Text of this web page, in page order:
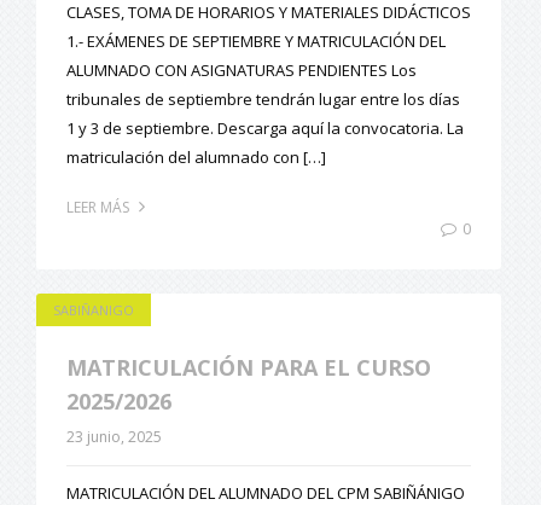
CLASES, TOMA DE HORARIOS Y MATERIALES DIDÁCTICOS
1.- EXÁMENES DE SEPTIEMBRE Y MATRICULACIÓN DEL
ALUMNADO CON ASIGNATURAS PENDIENTES Los
tribunales de septiembre tendrán lugar entre los días
1 y 3 de septiembre. Descarga aquí la convocatoria. La
matriculación del alumnado con […]
LEER MÁS
0
SABIÑANIGO
MATRICULACIÓN PARA EL CURSO
2025/2026
23 junio, 2025
MATRICULACIÓN DEL ALUMNADO DEL CPM SABIÑÁNIGO